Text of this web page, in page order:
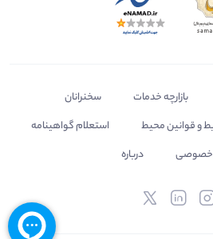
بازارچه خدمات
سخنرانان
و قوانین محیط
استعلام گواهینامه
خصوصی
درباره